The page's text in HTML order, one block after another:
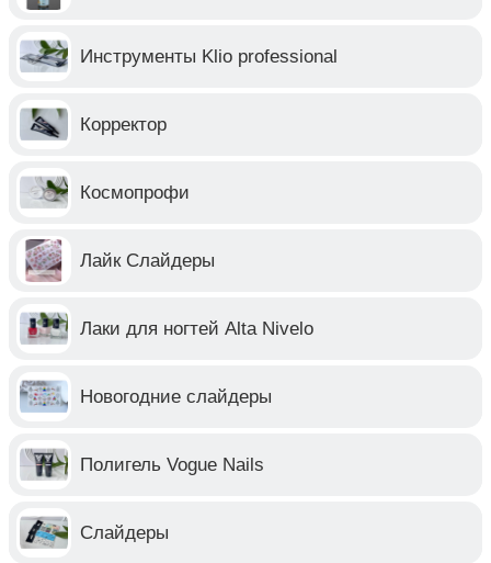
Инструменты Klio professional
Корректор
Космопрофи
Лайк Слайдеры
Лаки для ногтей Alta Nivelo
Новогодние слайдеры
Полигель Vogue Nails
Слайдеры